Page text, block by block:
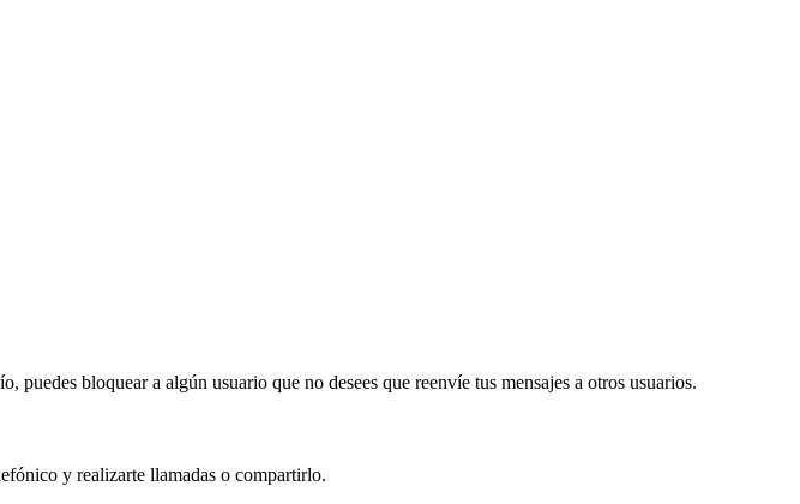
bloquear a algún usuario que no desees que reenvíe tus mensajes a otros usuarios.
y realizarte llamadas o compartirlo.